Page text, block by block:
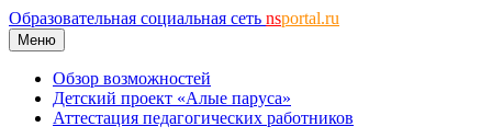
Образовательная социальная сеть nsportal.ru
Меню
Обзор возможностей
Детский проект «Алые паруса»
Аттестация педагогических работников